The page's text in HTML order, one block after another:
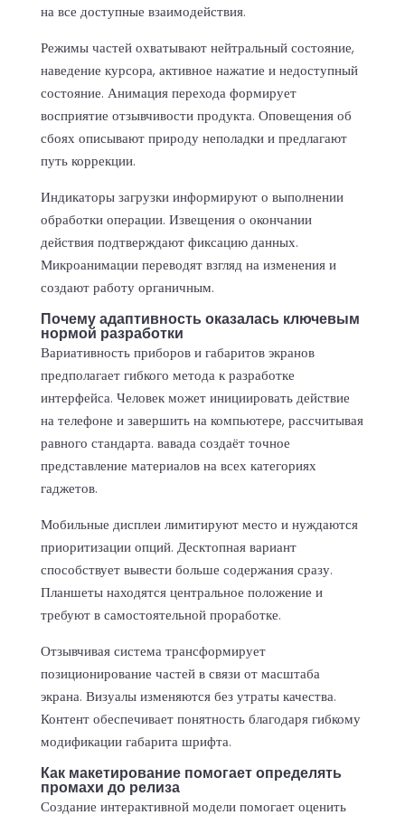
на все доступные взаимодействия.
Режимы частей охватывают нейтральный состояние,
наведение курсора, активное нажатие и недоступный
состояние. Анимация перехода формирует
восприятие отзывчивости продукта. Оповещения об
сбоях описывают природу неполадки и предлагают
путь коррекции.
Индикаторы загрузки информируют о выполнении
обработки операции. Извещения о окончании
действия подтверждают фиксацию данных.
Микроанимации переводят взгляд на изменения и
создают работу органичным.
Почему адаптивность оказалась ключевым
нормой разработки
Вариативность приборов и габаритов экранов
предполагает гибкого метода к разработке
интерфейса. Человек может инициировать действие
на телефоне и завершить на компьютере, рассчитывая
равного стандарта. вавада создаёт точное
представление материалов на всех категориях
гаджетов.
Мобильные дисплеи лимитируют место и нуждаются
приоритизации опций. Десктопная вариант
способствует вывести больше содержания сразу.
Планшеты находятся центральное положение и
требуют в самостоятельной проработке.
Отзывчивая система трансформирует
позиционирование частей в связи от масштаба
экрана. Визуалы изменяются без утраты качества.
Контент обеспечивает понятность благодаря гибкому
модификации габарита шрифта.
Как макетирование помогает определять
промахи до релиза
Создание интерактивной модели помогает оценить